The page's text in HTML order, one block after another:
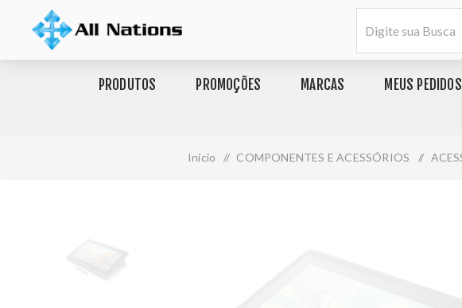
PRODUTOS PROMOÇÕES MARCAS MEUS PEDIDOS
Início / COMPONENTES E ACESSÓRIOS /